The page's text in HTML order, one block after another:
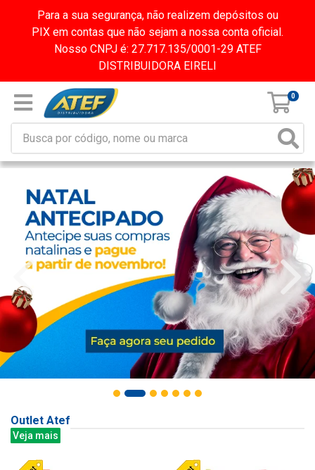
Para a sua segurança, não realizem depósitos ou
PIX em contas que não sejam a nossa conta oficial.
Nosso CNPJ é: 27.717.135/0001-29 ATEF
DISTRIBUIDORA EIRELI
0
Outlet Atef
Veja mais